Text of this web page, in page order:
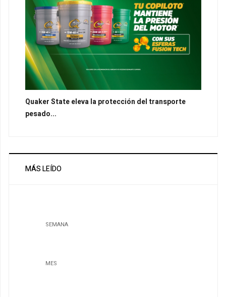
Quaker State eleva la protección del transporte
pesado...
MÁS LEÍDO
SEMANA
MES